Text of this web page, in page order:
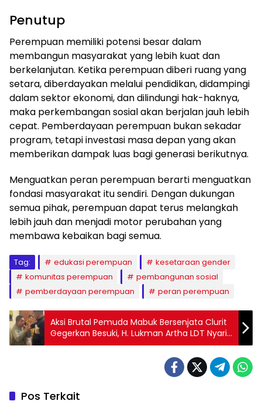
Penutup
Perempuan memiliki potensi besar dalam
membangun masyarakat yang lebih kuat dan
berkelanjutan. Ketika perempuan diberi ruang yang
setara, diberdayakan melalui pendidikan, didampingi
dalam sektor ekonomi, dan dilindungi hak-haknya,
maka perkembangan sosial akan berjalan jauh lebih
cepat. Pemberdayaan perempuan bukan sekadar
program, tetapi investasi masa depan yang akan
memberikan dampak luas bagi generasi berikutnya.
Menguatkan peran perempuan berarti menguatkan
fondasi masyarakat itu sendiri. Dengan dukungan
semua pihak, perempuan dapat terus melangkah
lebih jauh dan menjadi motor perubahan yang
membawa kebaikan bagi semua.
Tag: edukasi perempuan
kesetaraan gender
komunitas perempuan
pembangunan sosial
pemberdayaan perempuan
peran perempuan
Aksi Brutal Pemuda Mabuk Bersenjata Clurit
Gegerkan Besuki, H. Lukman Artha LDT Nyaris
Dibunuh
Pos Terkait